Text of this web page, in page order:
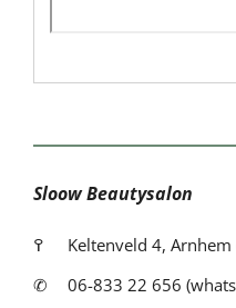
Sloow Beautysalon
߉
Keltenveld 4, Arnhem
✆
06-833 22 656